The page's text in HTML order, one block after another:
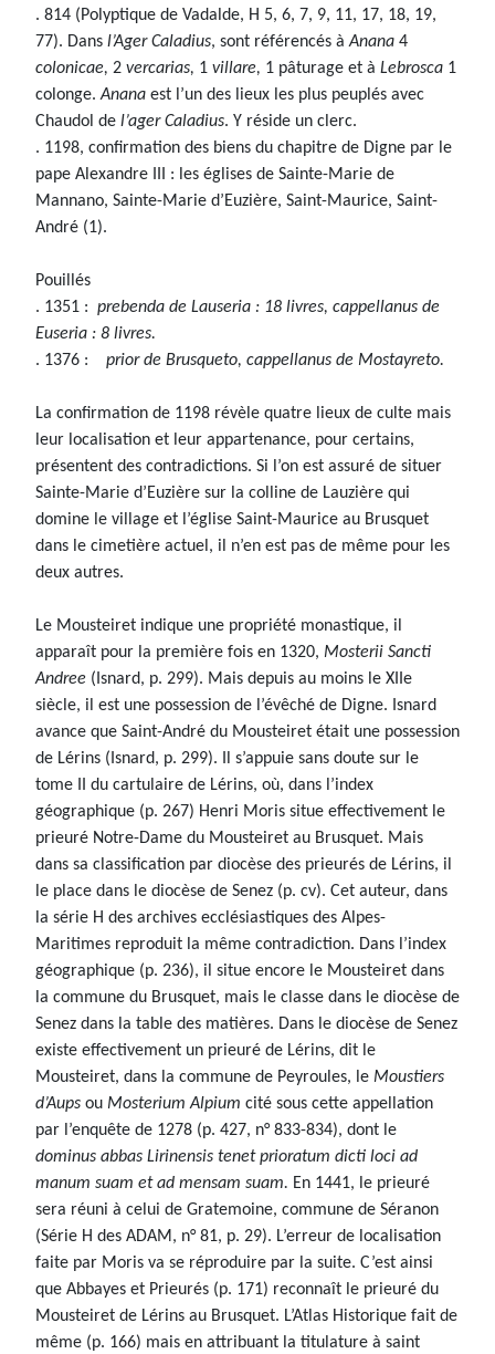
. 814 (Polyptique de Vadalde, H 5, 6, 7, 9, 11, 17, 18, 19,
77). Dans l’Ager Caladius, sont référencés àAnana 4
colonicae, 2 vercarias, 1 villare, 1 pâturage et à Lebrosca 1
colonge.Anana est l’un des lieux les plus peuplés avec
Chaudol de l’ager Caladius. Y réside un clerc.
. 1198, confirmation des biens du chapitre de Digne par le
pape Alexandre III : les églises de Sainte-Marie de
Mannano, Sainte-Marie d’Euzière, Saint-Maurice, Saint-
André (1).
Pouillés
. 1351 : prebenda de Lauseria : 18 livres, cappellanus de
Euseria : 8 livres.
. 1376 : prior de Brusqueto, cappellanus de Mostayreto.
La confirmation de 1198 révèle quatre lieux de culte mais
leur localisation et leur appartenance, pour certains,
présentent des contradictions. Si l’on est assuré de situer
Sainte-Marie d’Euzière sur la colline de Lauzière qui
domine le village et l’église Saint-Maurice au Brusquet
dans le cimetière actuel, il n’en est pas de même pour les
deux autres.
Le Mousteiret indique une propriété monastique, il
apparaît pour la première fois en 1320, Mosterii Sancti
Andree (Isnard, p. 299). Mais depuis au moins le XIIe
siècle, il est une possession de l’évêché de Digne. Isnard
avance que Saint-André du Mousteiret était une possession
de Lérins (Isnard, p. 299). Il s’appuie sans doute sur le
tome II du cartulaire de Lérins, où, dans l’index
géographique (p. 267) Henri Moris situe effectivement le
prieuré Notre-Dame du Mousteiret au Brusquet. Mais
dans sa classification par diocèse des prieurés de Lérins, il
le place dans le diocèse de Senez (p. cv). Cet auteur, dans
la série H des archives ecclésiastiques des Alpes-
Maritimes reproduit la même contradiction. Dans l’index
géographique (p. 236), il situe encore le Mousteiret dans
la commune du Brusquet, mais le classe dans le diocèse de
Senez dans la table des matières. Dans le diocèse de Senez
existe effectivement un prieuré de Lérins, dit le
Mousteiret, dans la commune de Peyroules, le Moustiers
d’Aups ou Mosterium Alpium cité sous cette appellation
par l’enquête de 1278 (p. 427, n° 833-834), dont le
dominus abbas Lirinensis tenet prioratum dicti loci ad
manum suam et ad mensam suam. En 1441, le prieuré
sera réuni à celui de Gratemoine, commune de Séranon
(Série H des ADAM, n° 81, p. 29). L’erreur de localisation
faite par Moris va se réproduire par la suite. C’est ainsi
que Abbayes et Prieurés (p. 171) reconnaît le prieuré du
Mousteiret de Lérins au Brusquet. L’Atlas Historique fait de
même (p. 166) mais en attribuant la titulature à saint